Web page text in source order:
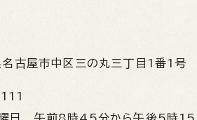
名古屋市中区三の丸三丁目1番1号